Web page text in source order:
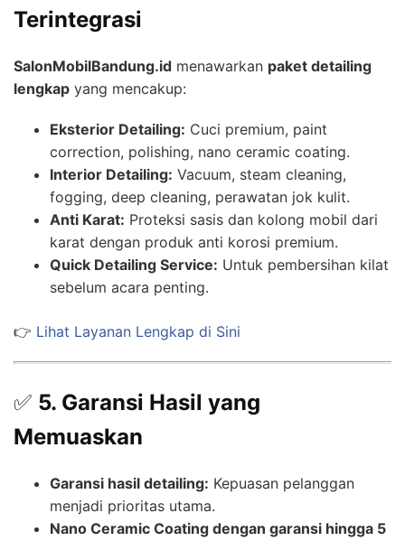
Terintegrasi
SalonMobilBandung.id menawarkan paket detailing
lengkap yang mencakup:
Eksterior Detailing: Cuci premium, paint
correction, polishing, nano ceramic coating.
Interior Detailing: Vacuum, steam cleaning,
fogging, deep cleaning, perawatan jok kulit.
Anti Karat: Proteksi sasis dan kolong mobil dari
karat dengan produk anti korosi premium.
Quick Detailing Service: Untuk pembersihan kilat
sebelum acara penting.
👉 Lihat Layanan Lengkap di Sini
✅ 5. Garansi Hasil yang
Memuaskan
Garansi hasil detailing: Kepuasan pelanggan
menjadi prioritas utama.
Nano Ceramic Coating dengan garansi hingga 5